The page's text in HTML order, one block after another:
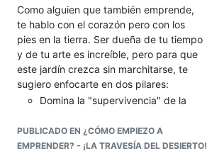
Recomendación concreta:
Usa el mismo nombre para empresa y
marca si es fuerte y disponible. Solo
sepáralos si la razón social tiene que ser
muy formal/legal y quieres una marca
más comercial y aspiracional.
Evita nombres demasiado descriptivos
protegen ni diferencian.
Como alguien que también emprende,
te hablo con el corazón pero con los
pies en la tierra. Ser dueña de tu tiempo
y de tu arte es increíble, pero para que
este jardín crezca sin marchitarse, te
sugiero enfocarte en dos pilares:
Domina la "supervivencia" de la
el cuidado poscosecha (cortes,
agua y temperatura). Un arreglo
PUBLICADO EN ¿CÓMO EMPIEZO A
EMPRENDER? - ¡LA TRAVESÍA DEL DESIERTO!